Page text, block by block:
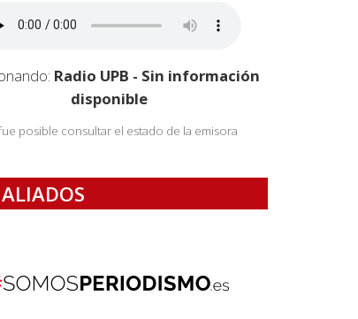
Radio UPB - Sin información
disponible
posible consultar el estado de la emisora
ALIADOS